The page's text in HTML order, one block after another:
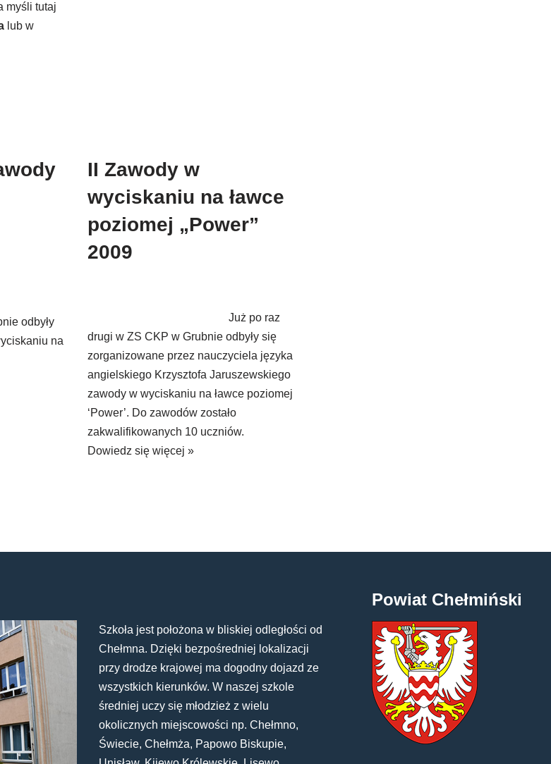
myśli tutaj
lub w
odbyły
na
II Zawody w
wyciskaniu na ławce
poziomej „Power”
2009
Już po raz
drugi w ZS CKP w Grubnie odbyły się
zorganizowane przez nauczyciela języka
angielskiego Krzysztofa Jaruszewskiego
zawody w wyciskaniu na ławce poziomej
‘Power’. Do zawodów zostało
zakwalifikowanych 10 uczniów.
Dowiedz się więcej »
Szkoła jest położona w bliskiej odległości od
Chełmna. Dzięki bezpośredniej lokalizacji
przy drodze krajowej ma dogodny dojazd ze
wszystkich kierunków. W naszej szkole
średniej uczy się młodzież z wielu
okolicznych miejscowości np. Chełmno,
Świecie, Chełmża, Papowo Biskupie,
Powiat Chełmiński